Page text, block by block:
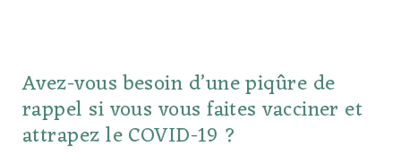
Avez-vous besoin d’une piqûre de
rappel si vous vous faites vacciner et
attrapez le COVID-19 ?